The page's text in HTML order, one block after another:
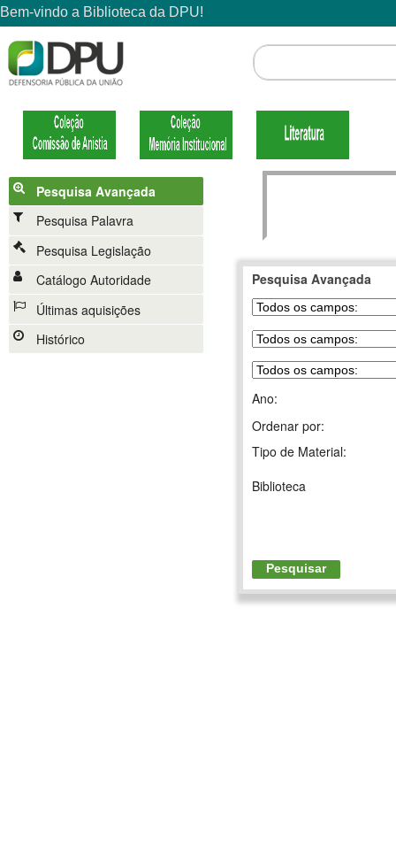
Pesquisa Avançada
Pesquisa Palavra
Pesquisa Legislação
Catálogo Autoridade
Últimas aquisições
Histórico
Pesquisa Avançada
Ano:
Ordenar por:
Tipo de Material:
Biblioteca
Pesquisar